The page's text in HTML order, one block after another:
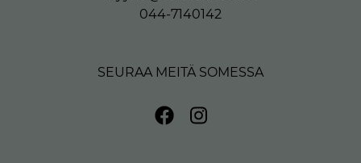
044-7140142
SEURAA MEITÄ SOMESSA